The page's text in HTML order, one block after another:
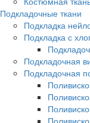
Подкладочные ткани
Подкладка
Подкладка с
Подкладочная
Подкладочная